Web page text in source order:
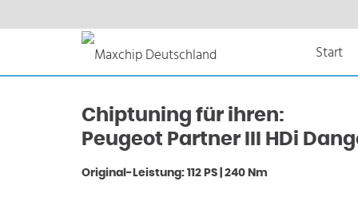
Start
Chiptuning für ihren:
Peugeot Partner III HDi
Original-Leistung: 112 PS | 240 Nm